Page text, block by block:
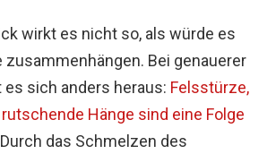
wirkt es nicht so, als würde es
zusammenhängen. Bei genauerer
sich anders heraus: Felsstürze,
Hänge sind eine Folge
das Schmelzen des